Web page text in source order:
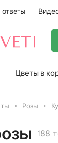
Цветы в
Розы
188